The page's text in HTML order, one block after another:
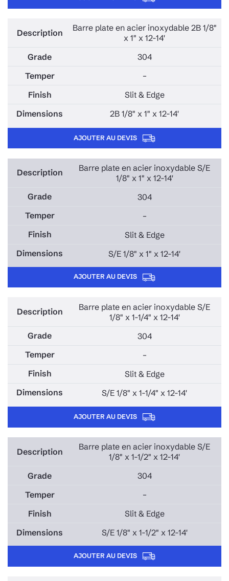
Barre plate en acier inoxydable 2B 1/8"
x 1" x 12-14'
304
–
Slit & Edge
2B 1/8" x 1" x 12-14'
AJOUTER AU DEVIS
Barre plate en acier inoxydable S/E
1/8" x 1" x 12-14'
304
–
Slit & Edge
S/E 1/8" x 1" x 12-14'
AJOUTER AU DEVIS
Barre plate en acier inoxydable S/E
1/8" x 1-1/4" x 12-14'
304
–
Slit & Edge
S/E 1/8" x 1-1/4" x 12-14'
AJOUTER AU DEVIS
Barre plate en acier inoxydable S/E
1/8" x 1-1/2" x 12-14'
304
–
Slit & Edge
S/E 1/8" x 1-1/2" x 12-14'
AJOUTER AU DEVIS